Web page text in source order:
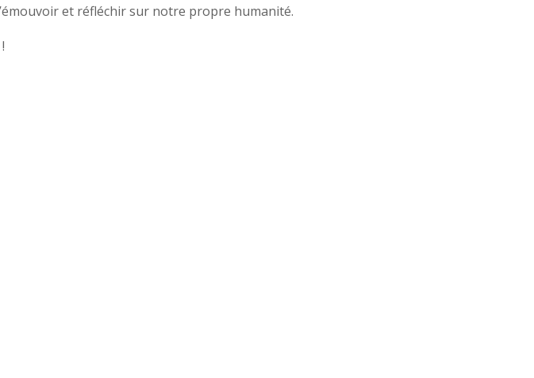
et réfléchir sur notre propre humanité.